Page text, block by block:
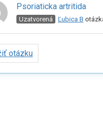
Psoriaticka artritida
Uzatvorená Ľubica B
otázku